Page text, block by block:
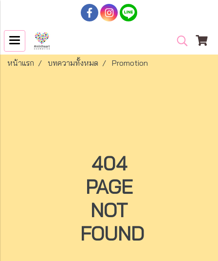
หน้าแรก บทความทั้งหมด Promotion
404
PAGE
NOT
FOUND